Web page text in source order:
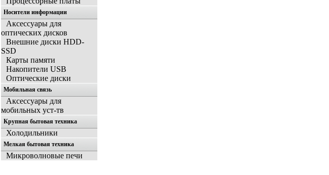
Носители информации
Аксессуары для
оптических дисков
Внешние диски HDD-
SSD
Карты памяти
Накопители USB
Оптические диски
Мобильная связь
Аксессуары для
мобильных уст-тв
Крупная бытовая техника
Холодильники
Мелкая бытовая техника
Микроволновые печи